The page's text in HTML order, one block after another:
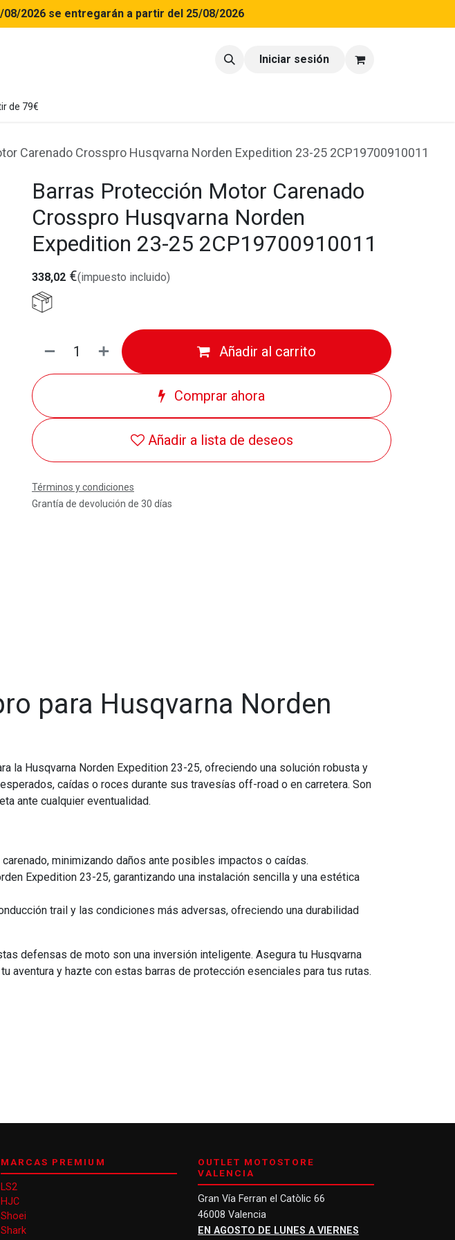
2026 se entregarán a partir del 25/08/2026
Iniciar sesión
de 79€
Carenado Crosspro Husqvarna Norden Expedition 23-25 2CP19700910011
Barras Protección Motor Carenado
Crosspro Husqvarna Norden
Expedition 23-25 2CP19700910011
338,02 €(impuesto incluido)
Añadir al carrito
Comprar ahora
Añadir a lista de deseos
Términos y condiciones
Grantía de devolución de 30 días
para Husqvarna Norden
la Husqvarna Norden Expedition 23-25, ofreciendo una solución robusta y
caídas o roces durante sus travesías off-road o en carretera. Son
ante cualquier eventualidad.
minimizando daños ante posibles impactos o caídas.
Expedition 23-25, garantizando una instalación sencilla y una estética
trail y las condiciones más adversas, ofreciendo una durabilidad
defensas de moto son una inversión inteligente. Asegura tu Husqvarna
aventura y hazte con estas barras de protección esenciales para tus rutas.
MARCAS PREMIUM
LS2
HJC
Shoei
Shark
OUTLET MOTOSTORE
VALENCIA
Gran Vía Ferran el Catòlic 66
46008 Valencia
EN AGOSTO DE LUNES A VIERNES